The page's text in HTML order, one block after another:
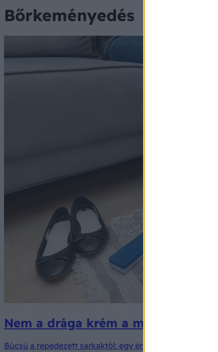
Bőrkeményedés
Nem a drága krém a megoldás:
Búcsú a repedezett sarkaktól: egy érdekes házi